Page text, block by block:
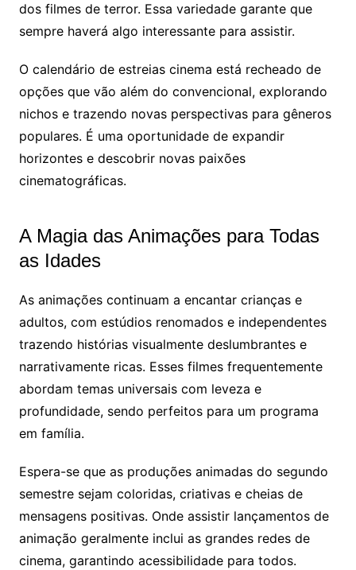
dos filmes de terror. Essa variedade garante que
sempre haverá algo interessante para assistir.
O calendário de estreias cinema está recheado de
opções que vão além do convencional, explorando
nichos e trazendo novas perspectivas para gêneros
populares. É uma oportunidade de expandir
horizontes e descobrir novas paixões
cinematográficas.
A Magia das Animações para Todas
as Idades
As animações continuam a encantar crianças e
adultos, com estúdios renomados e independentes
trazendo histórias visualmente deslumbrantes e
narrativamente ricas. Esses filmes frequentemente
abordam temas universais com leveza e
profundidade, sendo perfeitos para um programa
em família.
Espera-se que as produções animadas do segundo
semestre sejam coloridas, criativas e cheias de
mensagens positivas. Onde assistir lançamentos de
animação geralmente inclui as grandes redes de
cinema, garantindo acessibilidade para todos.